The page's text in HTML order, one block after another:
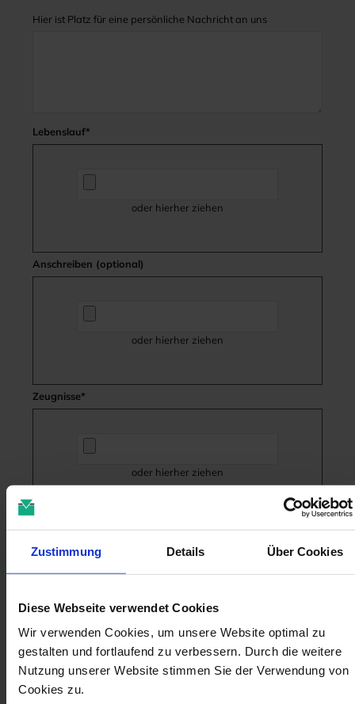
Zustimmung Details Über Cookies
Diese Webseite verwendet Cookies
Wir verwenden Cookies, um unsere Website optimal zu
gestalten und fortlaufend zu verbessern. Durch die weitere
Nutzung unserer Website stimmen Sie der Verwendung von
Cookies zu.
Hier ist Platz für eine persönliche Nachricht an uns
Lebenslauf*
oder hierher ziehen
Anschreiben (optional)
oder hierher ziehen
Zeugnisse*
oder hierher ziehen
Datenschutz
Ich habe die
Datenschutzbestimmungen
zur Kenntnis
Absenden